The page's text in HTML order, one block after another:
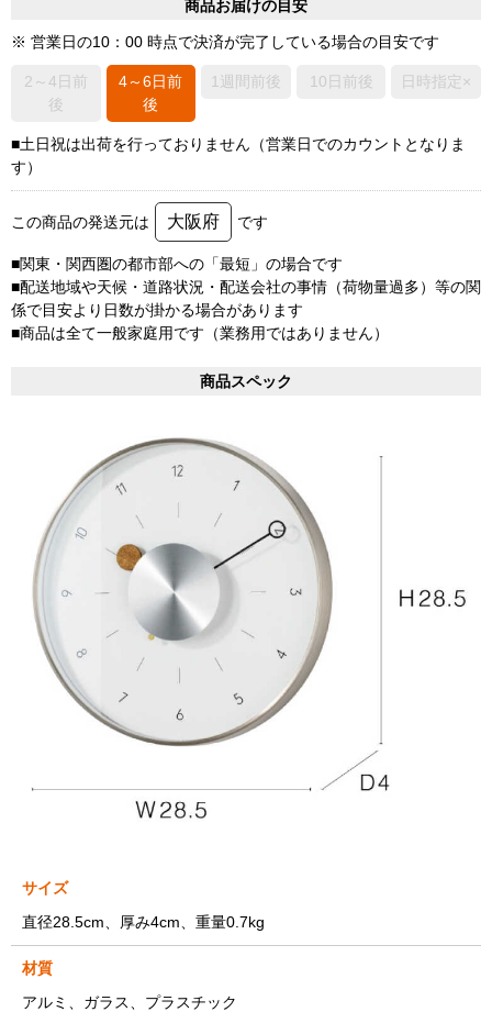
商品お届けの目安
※ 営業日の10：00 時点で決済が完了している場合の目安です
2～4日前
後
4～6日前
後
1週間前後 10日前後 日時指定×
■土日祝は出荷を行っておりません（営業日でのカウントとなりま
す）
この商品の発送元は 大阪府 です
■関東・関西圏の都市部への「最短」の場合です
■配送地域や天候・道路状況・配送会社の事情（荷物量過多）等の関
係で目安より日数が掛かる場合があります
■商品は全て一般家庭用です（業務用ではありません）
商品スペック
サイズ
直径28.5cm、厚み4cm、重量0.7kg
材質
アルミ、ガラス、プラスチック